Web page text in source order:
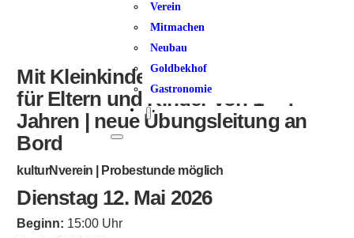
Verein
Mitmachen
Neubau
Goldbekhof
Gastronomie
Mit Kleinkindern in Bewegung |
für Eltern und Kinder von 1 – 4
Jahren | neue Übungsleitung an
Bord
kulturNverein | Probestunde möglich
Dienstag 12. Mai 2026
Beginn: 15:00 Uhr